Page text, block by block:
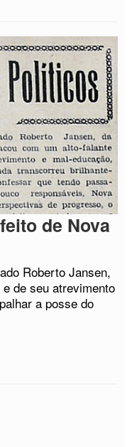
de Nova
Roberto Jansen,
de seu atrevimento
a posse do